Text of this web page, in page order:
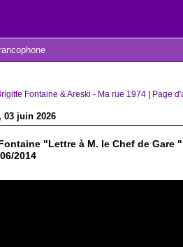
Fontaine & Areski - Ma rue 1974 | Page
03 juin 2026
"Lettre à M. le Chef de Gare
2014